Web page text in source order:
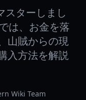
ターしまし
は、お金を落
山賊からの現
入方法を解説
Wiki Team